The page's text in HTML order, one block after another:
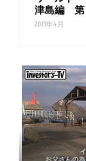
津島編 第
2011年4月